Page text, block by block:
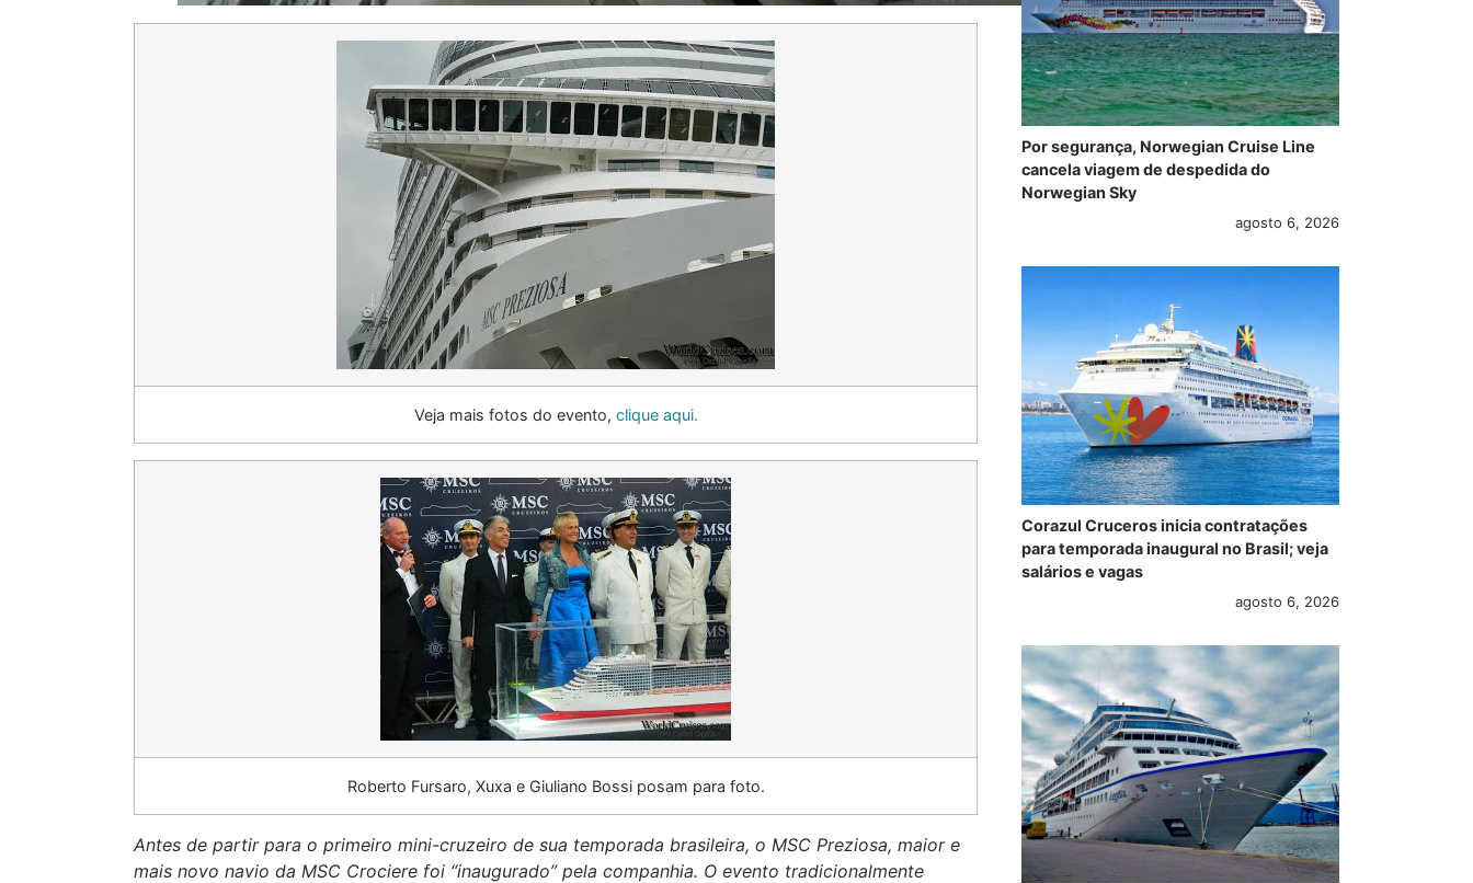
Veja mais fotos do evento, clique aqui.
Roberto Fursaro, Xuxa e Giuliano Bossi posam para foto.
Antes de partir para o primeiro mini-cruzeiro de sua temporada brasileira, o MSC Preziosa, maior e
mais novo navio da MSC Crociere foi “inaugurado” pela companhia. O evento tradicionalmente
Por segurança, Norwegian Cruise Line
cancela viagem de despedida do
Norwegian Sky
agosto 6, 2026
Corazul Cruceros inicia contratações
para temporada inaugural no Brasil; veja
salários e vagas
agosto 6, 2026